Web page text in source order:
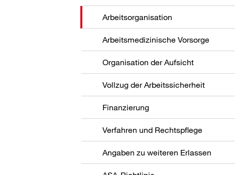
Arbeitsorganisation
Arbeitsmedizinische Vorsorge
Organisation der Aufsicht
Vollzug der Arbeitssicherheit
Finanzierung
Verfahren und Rechtspflege
Angaben zu weiteren Erlassen